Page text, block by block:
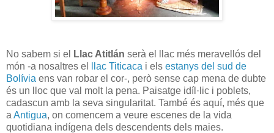
No sabem si el Llac Atitlán serà el llac més meravellós del
món -a nosaltres el
llac Titicaca i els estanys del sud de
Bolívia ens van robar el cor-, però sense cap mena de dubte
és un lloc que val molt la pena. Paisatge idíl·lic i poblets,
cadascun amb la seva singularitat. També és aquí, més que
a Antigua, on comencem a veure escenes de la vida
quotidiana indígena dels descendents dels maies.